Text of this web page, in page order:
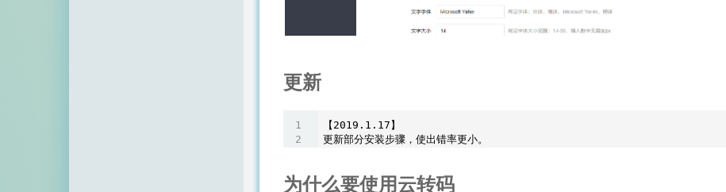
更新
【2019 .1 .17 】
为什么要使用云转码